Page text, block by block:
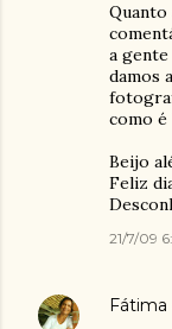
a gente
damos
como
Beijo
Feliz
21/7/09
Fátima